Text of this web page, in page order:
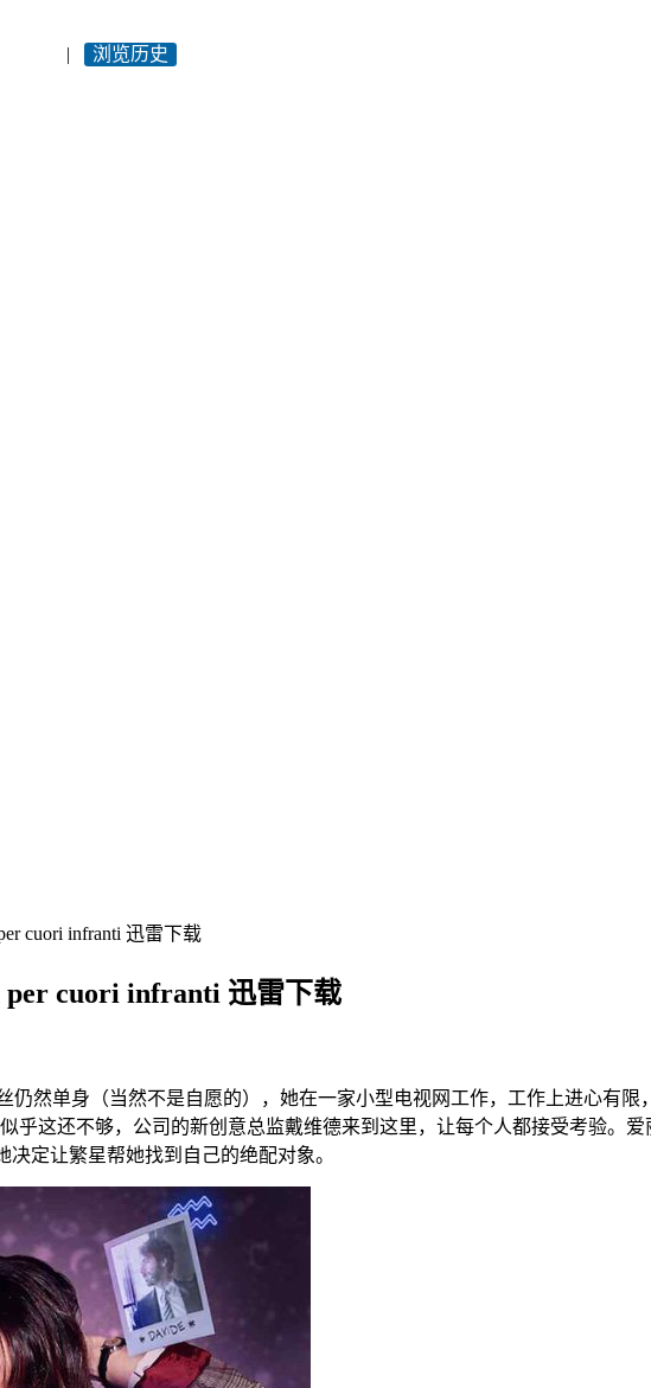
| 浏览历史
cuori infranti 迅雷下载
per cuori infranti 迅雷下载
仍然单身（当然不是自愿的），她在一家小型电视网工作，工作上进心有限
乎这还不够，公司的新创意总监戴维德来到这里，让每个人都接受考验。
定让繁星帮她找到自己的绝配对象。